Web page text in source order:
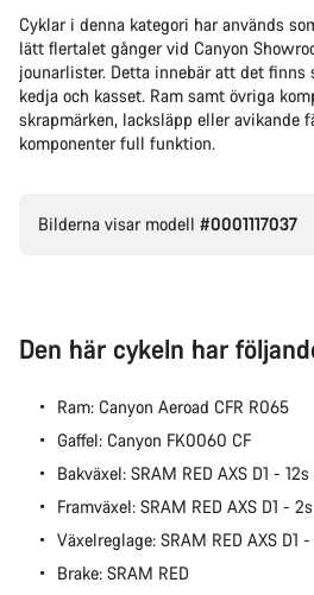
Cyklar i denna kategori har används
lätt flertalet gånger vid Canyon
jounarlister. Detta innebär att det finns
kedja och kasset. Ram samt övriga
skrapmärken, lacksläpp eller avikande
komponenter full funktion.
Bilderna visar modell #0001117037
Den här cykeln har
Ram: Canyon Aeroad CFR R065
Gaffel: Canyon FK0060 CF
Bakväxel: SRAM RED AXS D1 - 12s
Framväxel: SRAM RED AXS D1 - 2s
Växelreglage: SRAM RED AXS D1 -
Brake: SRAM RED